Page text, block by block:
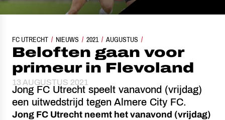
FC UTRECHT NIEUWS 2021 AUGUSTUS
BELOFTEN GAAN VOOR PRIMEUR IN FLEVOLAND
Beloften gaan voor
primeur in Flevoland
13 AUGUSTUS 2021
Jong FC Utrecht speelt vanavond (vrijdag)
een uitwedstrijd tegen Almere City FC.
Jong FC Utrecht neemt het vanavond (vrijdag)